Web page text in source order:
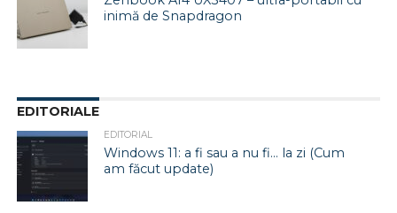
inimă de Snapdragon
EDITORIALE
EDITORIAL
Windows 11: a fi sau a nu fi… la zi (Cum
am făcut update)